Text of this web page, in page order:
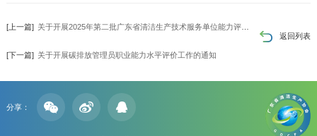
返回列表
[上一篇] 关于开展2025年第二批广东省清洁生产技术服务单位能力评价工作的通知
[下一篇] 关于开展碳排放管理员职业能力水平评价工作的通知
分享：